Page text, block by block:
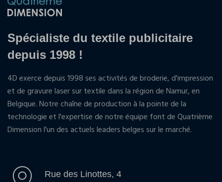
Spécialiste du textile publicitaire
depuis 1998 !
4D exerce depuis 1998 ses activités de broderie, d'impression
et de gravure laser sur textile dans la région de Namur, en
Belgique. Notre chaîne de production à la pointe de la
technologie et l'expertise de notre équipe font de Quatrième
Dimension l'un des actuels leaders belges sur le marché.
Rue des Linottes, 4